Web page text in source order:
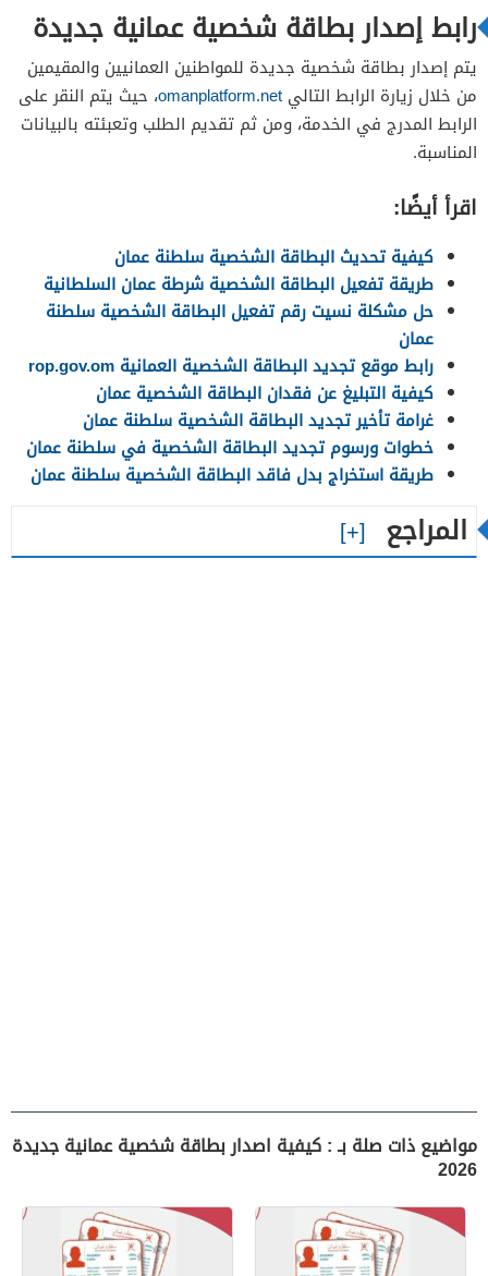
رابط إصدار بطاقة شخصية عمانية جديدة
يتم إصدار بطاقة شخصية جديدة للمواطنين العمانيين والمقيمين
من خلال زيارة الرابط التالي omanplatform.net، حيث يتم النقر على
الرابط المدرج في الخدمة، ومن ثم تقديم الطلب وتعبئته بالبيانات
المناسبة.
اقرأ أيضًا:
كيفية تحديث البطاقة الشخصية سلطنة عمان
طريقة تفعيل البطاقة الشخصية شرطة عمان السلطانية
حل مشكلة نسيت رقم تفعيل البطاقة الشخصية سلطنة
عمان
رابط موقع تجديد البطاقة الشخصية العمانية rop.gov.om
كيفية التبليغ عن فقدان البطاقة الشخصية عمان
غرامة تأخير تجديد البطاقة الشخصية سلطنة عمان
خطوات ورسوم تجديد البطاقة الشخصية في سلطنة عمان
طريقة استخراج بدل فاقد البطاقة الشخصية سلطنة عمان
المراجع
مواضيع ذات صلة بـ : كيفية اصدار بطاقة شخصية عمانية جديدة
2026